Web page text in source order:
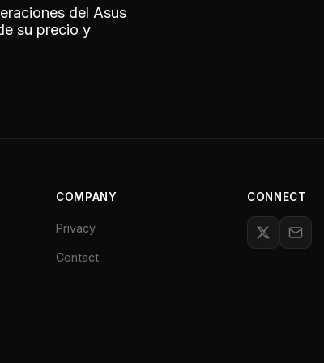
del Asus
su precio y
COMPANY
Privacy
Contact
CONNECT